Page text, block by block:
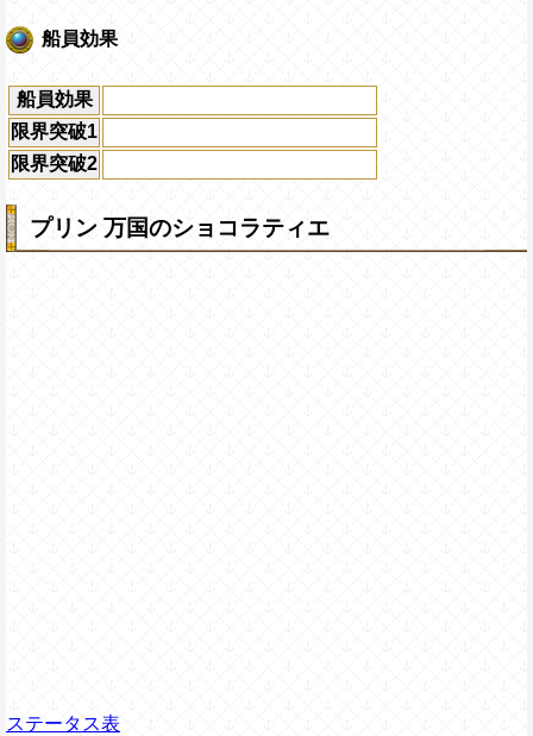
船員効果
船員効果
限界突破1
限界突破2
プリン 万国のショコラティエ
ステータス表